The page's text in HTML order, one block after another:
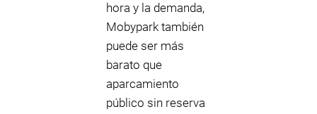
hora y la demanda,
Mobypark también
puede ser más
barato que
aparcamiento
público sin reserva